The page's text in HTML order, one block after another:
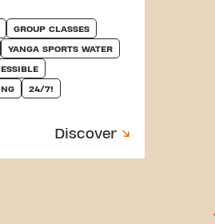
GROUP CLASSES
YANGA SPORTS WATER
24/7!
Discover